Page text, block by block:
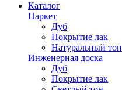
Каталог
Паркет
Дуб
Покрытие лак
Натуральный тон
Инженерная доска
Дуб
Покрытие лак